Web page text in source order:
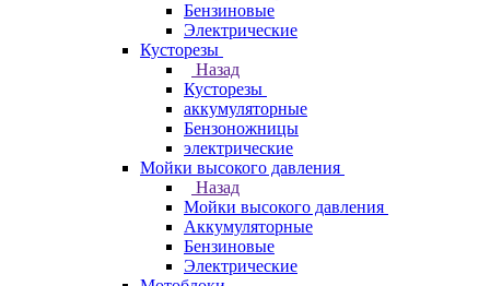
Бензиновые
Электрические
Кусторезы
Назад
Кусторезы
аккумуляторные
Бензоножницы
электрические
Мойки высокого давления
Назад
Мойки высокого давления
Аккумуляторные
Бензиновые
Электрические